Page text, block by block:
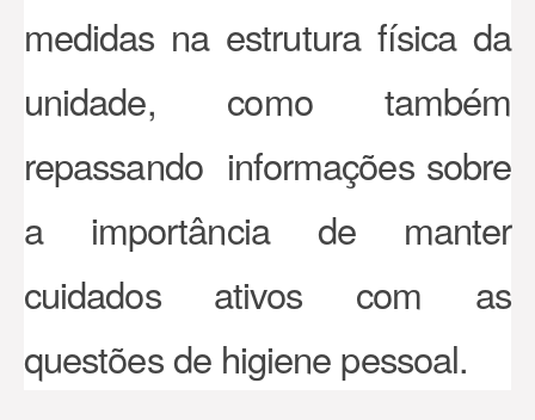
medidas na estrutura física da
unidade, como também
repassando informações sobre
a importância de manter
cuidados ativos com as
questões de higiene pessoal.